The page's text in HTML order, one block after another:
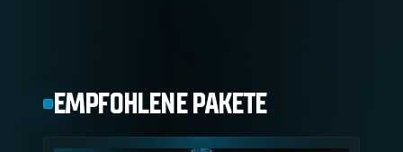
EMPFOHLENE PAKETE